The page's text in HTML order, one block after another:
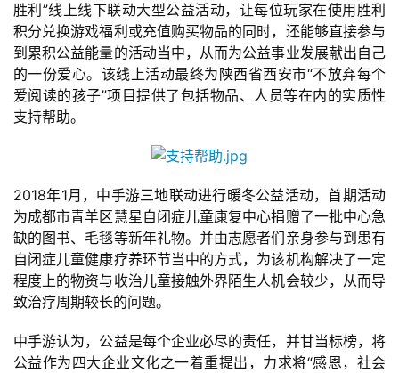
休
闲
游
戏
5
第
十
三
届
金
茶
奖
胜利”线上线下联动大型公益活动，让每位玩家在使用胜利
积分兑换游戏福利或充值购买物品的同时，还能够直接参与
到累积公益能量的活动当中，从而为公益事业发展献出自己
的一份爱心。该线上活动最终为陕西省西安市“不放弃每个
爱阅读的孩子”项目提供了包括物品、人员等在内的实质性
支持帮助。
2018年1月，中手游三地联动进行暖冬公益活动，首期活动
为成都市青羊区慧星自闭症儿童康复中心捐赠了一批中心急
缺的图书、毛毯等新年礼物。并由志愿者们亲身参与到患有
自闭症儿童健康疗养环节当中的方式，为该机构解决了一定
程度上的物资与收治儿童接触外界陌生人机会较少，从而导
致治疗周期较长的问题。
中手游认为，公益是每个企业必尽的责任，并甘当标榜，将
公益作为四大企业文化之一着重提出，力求将“感恩，社会